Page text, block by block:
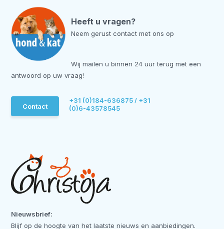
Heeft u vragen?
Neem gerust contact met ons op
Wij mailen u binnen 24 uur terug met een
antwoord op uw vraag!
Contact
+31 (0)184-636875 / +31
(0)6-43578545
Nieuwsbrief:
Blijf op de hoogte van het laatste nieuws en aanbiedingen.